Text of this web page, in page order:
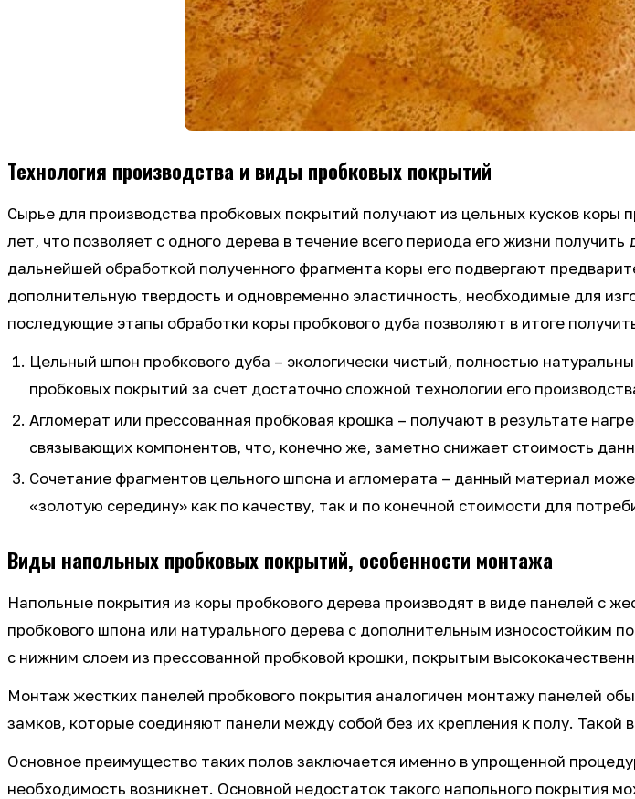
Технология производства и виды пробковых покрытий
Сырье для производства пробковых покрытий получают из цельных кусков
лет, что позволяет с одного дерева в течение всего периода его жизни
дальнейшей обработкой полученного фрагмента коры его подвергают
дополнительную твердость и одновременно эластичность, необходимые для
последующие этапы обработки коры пробкового дуба позволяют в итоге
Цельный шпон пробкового дуба – экологически чистый, полностью
пробковых покрытий за счет достаточно сложной технологии его
Агломерат или прессованная пробковая крошка – получают в результате
связывающих компонентов, что, конечно же, заметно снижает стоимость
Сочетание фрагментов цельного шпона и агломерата – данный материал
«золотую середину» как по качеству, так и по конечной стоимости для
Виды напольных пробковых покрытий, особенности монтажа
Напольные покрытия из коры пробкового дерева производят в виде панелей с
пробкового шпона или натурального дерева с дополнительным износостойким
с нижним слоем из прессованной пробковой крошки, покрытым
Монтаж жестких панелей пробкового покрытия аналогичен монтажу панелей
замков, которые соединяют панели между собой без их крепления к полу.
Основное преимущество таких полов заключается именно в упрощенной
необходимость возникнет. Основной недостаток такого напольного покрытия